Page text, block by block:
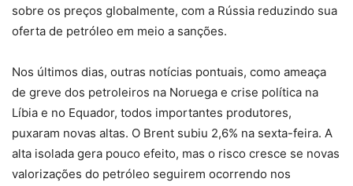
sobre os preços globalmente, com a Rússia reduzindo sua
oferta de petróleo em meio a sanções.
Nos últimos dias, outras notícias pontuais, como ameaça
de greve dos petroleiros na Noruega e crise política na
Líbia e no Equador, todos importantes produtores,
puxaram novas altas. O Brent subiu 2,6% na sexta-feira. A
alta isolada gera pouco efeito, mas o risco cresce se novas
valorizações do petróleo seguirem ocorrendo nos